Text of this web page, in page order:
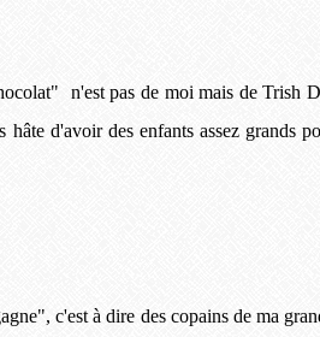
n'est pas de moi mais de Trish
hâte d'avoir des enfants assez grands
c'est à dire des copains de ma